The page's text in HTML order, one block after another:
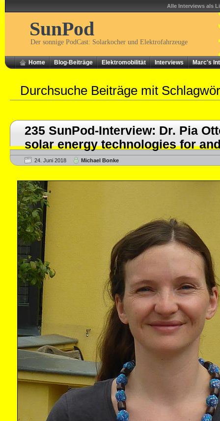
Alle Interviews als
SunPod
Der sonnige PodCast: Solarkocher und Elektrofahrzeuge
Home Blog-Beiträge Elektromobilität Interviews Marc's
Durchsuche Beiträge mit
235 SunPod-Interview: Dr. Pia
solar energy technologies for
24. Juni 2018 Michael Bonke